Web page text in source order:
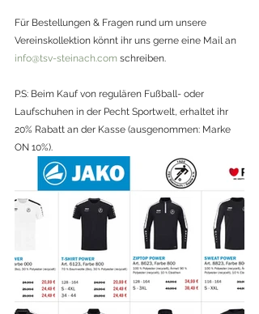
Für Bestellungen & Fragen rund um unsere
Vereinskollektion könnt ihr uns gerne eine Mail an
info@tsv-steinach.com schreiben.
P.S: Beim Kauf von regulären Fußball- oder
Laufschuhen in der Pecht Sportwelt, erhaltet ihr
20% Rabatt an der Kasse (ausgenommen: Marke
ON 10%).